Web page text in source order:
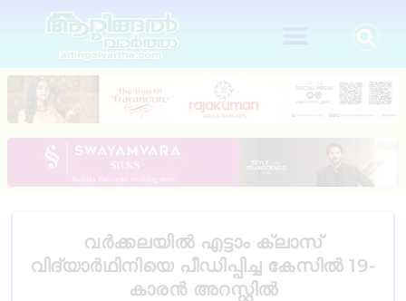
വർക്കലയിൽ എട്ടാം ക്ലാസ്
വിദ്യാർഥിനിയെ പീഡിപ്പിച്ച കേസിൽ 19-
കാരൻ അറസ്റ്റിൽ